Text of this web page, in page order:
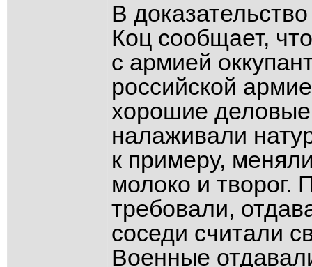
В
Коц сообщает,
с армией
российской
хорошие
налаживали
к примеру,
молоко и творог.
требовали,
соседи считали
Военные